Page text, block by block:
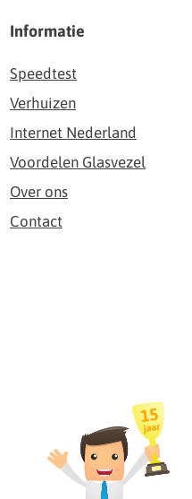
Informatie
Speedtest
Verhuizen
Internet Nederland
Voordelen Glasvezel
Over ons
Contact